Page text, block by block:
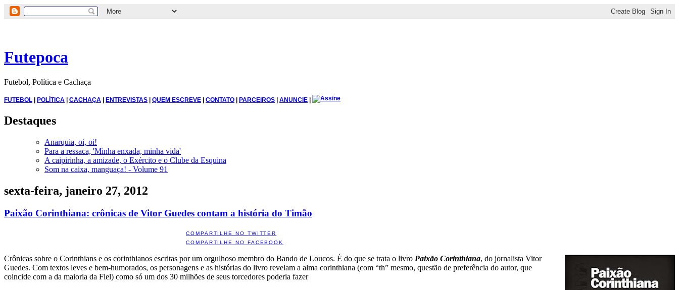
Futepoca
Futebol, Política e Cachaça
FUTEBOL | POLÍTICA | CACHAÇA | ENTREVISTAS | QUEM ESCREVE | CONTATO | PARCEIROS | ANUNCIE |
Destaques
Anarquia, oi, oi!
Para a ressaca, 'Minha enxada, minha vida'
A caipirinha, a amizade, o Exército e o Clube da Esquina
Som na caixa, manguaça! - Volume 91
sexta-feira, janeiro 27, 2012
Paixão Corinthiana: crônicas de Vitor Guedes contam a história do Timão
COMPARTILHE NO TWITTER
COMPARTILHE NO FACEBOOK
Crônicas sobre o Corinthians e os corinthianos escritas por um orgulhoso membro do Bando de Loucos. É do que se trata o livro Paixão Corinthiana, do jornalista Vitor
Guedes. Com textos leves e bem-humorados, os personagens e as histórias do livro revelam a alma corinthiana (com “th” mesmo, questão de preferência do autor, que
coincide com a da maioria da Fiel) como só um dos 30 milhões de seus torcedores poderia fazer